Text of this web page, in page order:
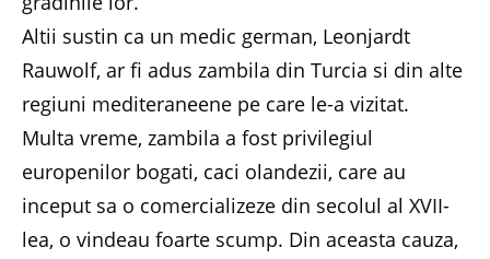
Altii sustin ca un medic german, Leonjardt
Rauwolf, ar fi adus zambila din Turcia si din alte
regiuni mediteraneene pe care le-a vizitat.
Multa vreme, zambila a fost privilegiul
europenilor bogati, caci olandezii, care au
inceput sa o comercializeze din secolul al XVII-
lea, o vindeau foarte scump. Din aceasta cauza,